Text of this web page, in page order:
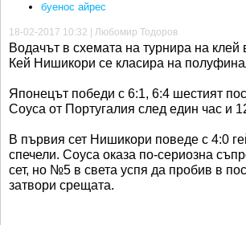
буенос айрес
18-02-2017 10:32 | Любомир Тодоров
Водачът в схемата на турнира на
Кей Нишикори се класира на
Японецът победи с 6:1, 6:4 шестият
Соуса от Португалия след един час и
В първия сет Нишикори поведе с 4:0
спечели. Соуса оказа по-сериозна
сет, но №5 в света успя да пробив в
затвори срещата.